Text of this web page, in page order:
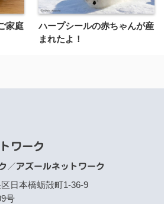
家庭
ハープシールの赤ちゃんが産
まれたよ！
ワーク
／アズールネットワーク
日本橋蛎殻町1-36-9
号